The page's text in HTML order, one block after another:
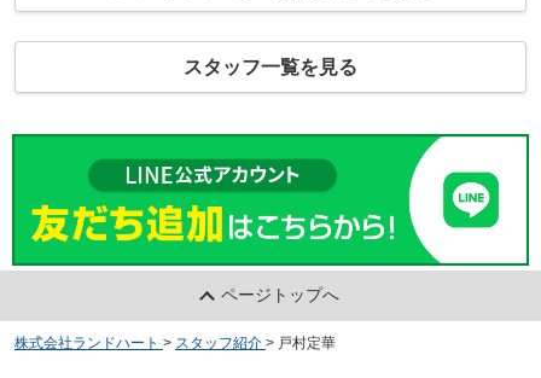
スタッフ一覧を見る
ページトップへ
株式会社ランドハート > スタッフ紹介 > 戸村定華